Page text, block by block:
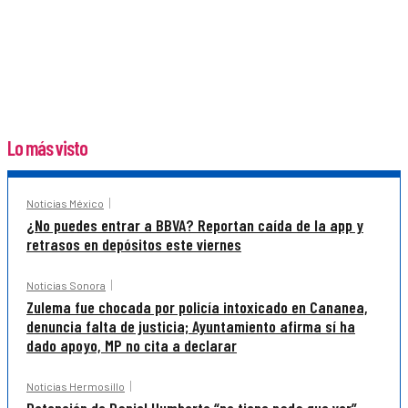
Lo más visto
Noticias México
¿No puedes entrar a BBVA? Reportan caída de la app y
retrasos en depósitos este viernes
Noticias Sonora
Zulema fue chocada por policía intoxicado en Cananea,
denuncia falta de justicia; Ayuntamiento afirma sí ha
dado apoyo, MP no cita a declarar
Noticias Hermosillo